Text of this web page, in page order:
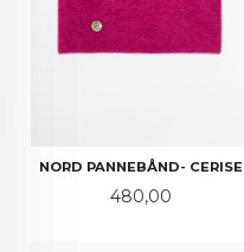
NORD PANNEBÅND- CERISE
Pris
480,00